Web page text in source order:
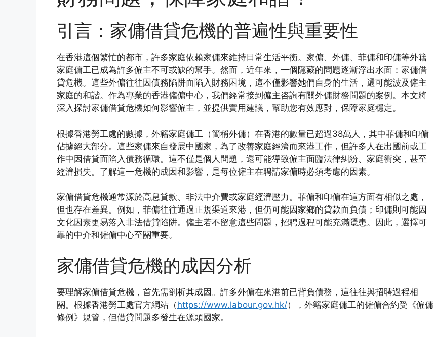
引言：家傭借貸危機的普遍性與重要性
在香港這個繁忙的都市，許多家庭依賴家傭來維持日常生活平衡。家傭、外傭、菲傭和印傭等外籍
家庭傭工已成為許多僱主不可或缺的幫手。然而，近年來，一個隱藏的問題逐漸浮出水面：家傭借
貸危機。這些外傭往往因債務陷阱而陷入財務困境，這不僅影響她們自身的生活，還可能波及僱主
家庭的和諧。作為專業的香港僱傭中心，我們經常接到僱主咨詢有關外傭財務問題的案例。本文將
深入探討家傭借貸危機如何影響僱主，並提供實用建議，幫助您有效應對，保障家庭穩定。
根據香港勞工處的數據，外籍家庭傭工（簡稱外傭）在香港的數量已超過38萬人，其中菲傭和印傭
佔據絕大部分。這些家傭來自發展中國家，為了改善家庭經濟而來港工作，但許多人在出國前或工
作中因借貸而陷入債務循環。這不僅是個人問題，還可能導致僱主面臨法律糾紛、家庭衝突，甚至
經濟損失。了解這一危機的成因和影響，是每位僱主在聘請家傭時必須考慮的因素。
家傭借貸危機通常源於高息貸款、非法中介費或家庭經濟壓力。菲傭和印傭在這方面有相似之處，
但也存在差異。例如，菲傭往往通過正規渠道來港，但仍可能因家鄉的貸款而負債；印傭則可能因
文化因素更易落入非法借貸陷阱。僱主若不留意這些問題，招聘過程可能充滿隱患。因此，選擇可
靠的中介和僱傭中心至關重要。
家傭借貸危機的成因分析
要理解家傭借貸危機，首先需剖析其成因。許多外傭在來港前已背負債務，這往往與招聘過程相
關。根據香港勞工處官方網站（https://www.labour.gov.hk/），外籍家庭傭工的僱傭合約受《僱傭
條例》規管，但借貸問題多發生在源頭國家。